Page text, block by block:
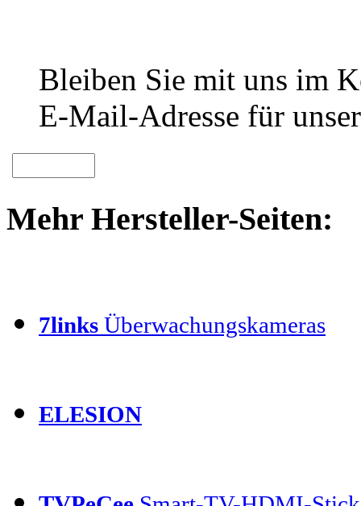
Bleiben Sie mit uns im
E-Mail-Adresse für
Mehr Hersteller-Seiten:
7links Überwachungskameras
ELESION